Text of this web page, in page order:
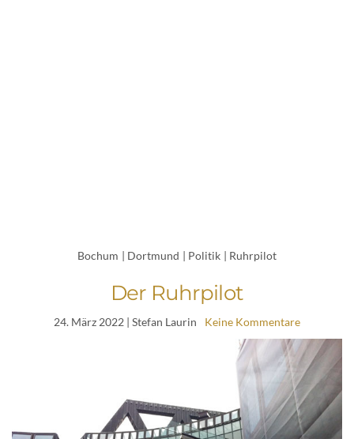
Bochum | Dortmund | Politik | Ruhrpilot
Der Ruhrpilot
24. März 2022 | Stefan Laurin Keine Kommentare